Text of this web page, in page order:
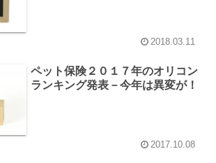
2018.03.11
ペット保険２０１７年のオリコン
ランキング発表－今年は異変が！
2017.10.08